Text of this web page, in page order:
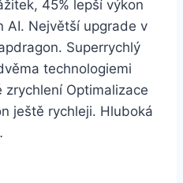
45% lepší výkon
AI. Největší upgrade v
Superrychlý
technologiemi
Optimalizace
ještě rychleji. Hluboká